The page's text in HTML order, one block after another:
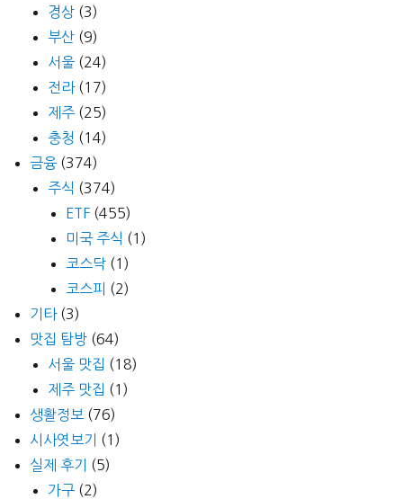
경상 (3)
부산 (9)
서울 (24)
전라(17)
제주 (25)
충청 (14)
금융 (374)
주식 (374)
ETF (455)
미국 주식 (1)
코스닥 (1)
코스피 (2)
기타(3)
맛집 탐방 (64)
서울 맛집 (18)
제주 맛집 (1)
생활정보 (76)
시사엿보기
(1)
실제 후기
(5)
가구 (2)